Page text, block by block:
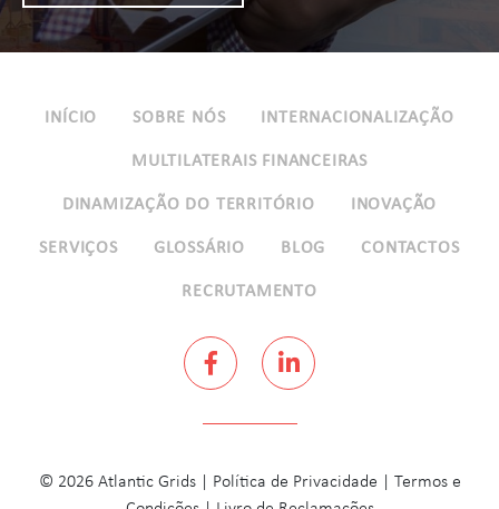
INÍCIO SOBRE NÓS INTERNACIONALIZAÇÃO
MULTILATERAIS FINANCEIRAS
DINAMIZAÇÃO DO TERRITÓRIO INOVAÇÃO
SERVIÇOS GLOSSÁRIO BLOG CONTACTOS
RECRUTAMENTO
© 2026 Atlantic Grids | Política de Privacidade
Termos e